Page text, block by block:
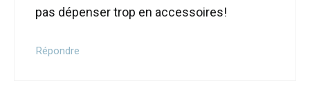
pas dépenser trop en accessoires!
Répondre